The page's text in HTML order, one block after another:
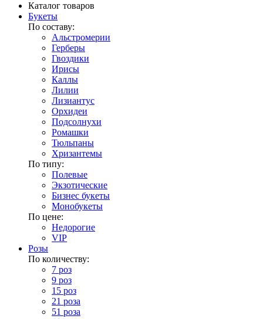
Каталог товаров
Букеты
По составу:
Альстромерии
Герберы
Гвоздики
Ирисы
Каллы
Лилии
Лизиантус
Орхидеи
Подсолнухи
Ромашки
Тюльпаны
Хризантемы
По типу:
Полевые
Экзотические
Бизнес букеты
Монобукеты
По цене:
Недорогие
VIP
Розы
По количеству:
7 роз
9 роз
15 роз
21 роза
51 роза